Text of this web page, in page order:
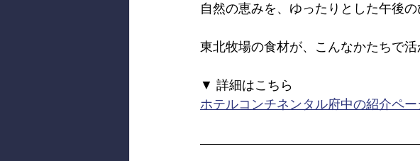
自然の恵みを、ゆったりとした午後
東北牧場の食材が、こんなかたちで
▼ 詳細はこちら
ホテルコンチネンタル府中の紹介ペー